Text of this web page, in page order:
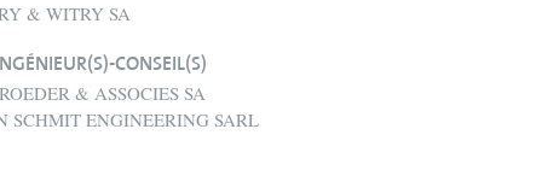
& WITRY SA
CONSEIL(S)
& ASSOCIES SA
SCHMIT ENGINEERING SARL